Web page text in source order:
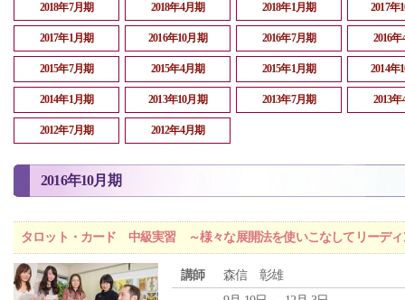
2018年7月期 2018年4月期 2018年1月期 2017年
2017年1月期 2016年10月期 2016年7月期 2016
2015年7月期 2015年4月期 2015年1月期 2014年
2014年1月期 2013年10月期 2013年7月期 2013
2012年7月期 2012年4月期
2016年10月期
タロット・カード 中級実習 ～様々な展開法を使いこなしてリーディ
講師 森信 彰雄